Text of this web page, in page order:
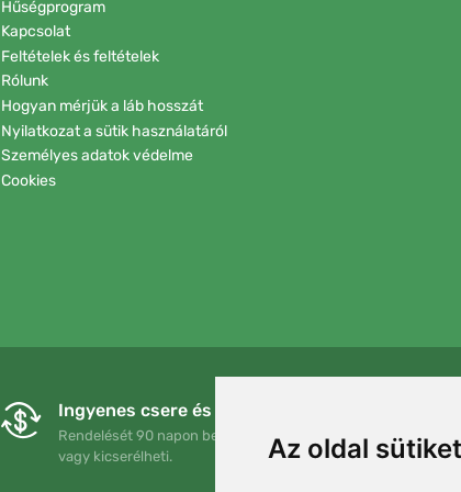
Az oldal
Hűségprogram
Kapcsolat
Feltételek és feltételek
Rólunk
Hogyan mérjük a láb hosszát
Nyilatkozat a sütik használatáról
Személyes adatok védelme
Cookies
Ingyenes csere és visszaküldés
Rendelését 90 napon belül bármikor visszaküldheti
vagy kicserélheti.